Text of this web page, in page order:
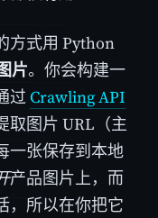
方式用 Python
片。你会构建一
过Crawling API
取图片 URL（主
一张保存到本地
产品图片上，而
，所以在你把它